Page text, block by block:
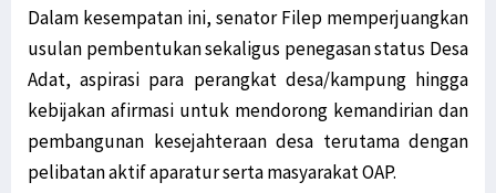
Dalam kesempatan ini, senator Filep memperjuangkan
usulan pembentukan sekaligus penegasan status Desa
Adat, aspirasi para perangkat desa/kampung hingga
kebijakan afirmasi untuk mendorong kemandirian dan
pembangunan kesejahteraan desa terutama dengan
pelibatan aktif aparatur serta masyarakat OAP.